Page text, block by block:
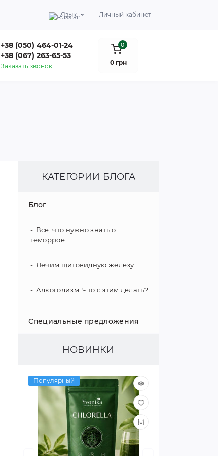
Язык Личный кабинет
+38 (050) 464-01-24
+38 (067) 263-65-53
Заказать звонок
0
0 грн
КАТЕГОРИИ БЛОГА
Блог
Все, что нужно знать о
геморрое
Лечим щитовидную железу
Алкоголизм. Что с этим делать?
Как улучшить слух
Интересные факты о нашем
организме
Улучшаем зрение
Специальные предложения
НОВИНКИ
Популярный